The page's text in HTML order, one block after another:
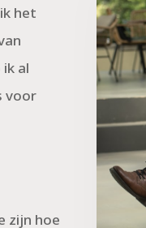
het
al
voor
zijn hoe